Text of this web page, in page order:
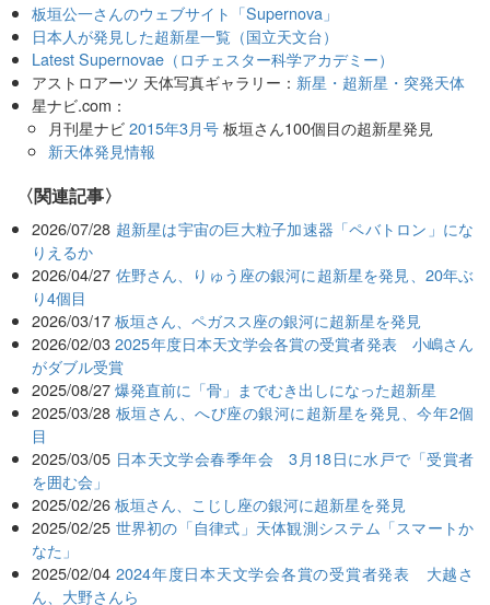
板垣公一さんのウェブサイト「Supernova」
日本人が発見した超新星一覧（国立天文台）
Latest Supernovae（ロチェスター科学アカデミー）
アストロアーツ 天体写真ギャラリー： 新星・超新星・突発天体
星ナビ.com：
月刊星ナビ2015年3月号板垣さん100個目の超新星発見
新天体発見情報
関連記事
2026/07/28 超新星は宇宙の巨大粒子加速器「ペバトロン」にな
りえるか
2026/04/27 佐野さん、りゅう座の銀河に超新星を発見、20年ぶ
り4個目
2026/03/17 板垣さん、ペガスス座の銀河に超新星を発見
2026/02/03 2025年度日本天文学会各賞の受賞者発表 小嶋さん
がダブル受賞
2025/08/27 爆発直前に「骨」までむき出しになった超新星
2025/03/28 板垣さん、へび座の銀河に超新星を発見、今年2個
目
2025/03/05 日本天文学会春季年会 3月18日に水戸で「受賞者
を囲む会」
2025/02/26 板垣さん、こじし座の銀河に超新星を発見
2025/02/25 世界初の「自律式」天体観測システム「スマートか
なた」
2025/02/04 2024年度日本天文学会各賞の受賞者発表 大越さ
ん、大野さんら